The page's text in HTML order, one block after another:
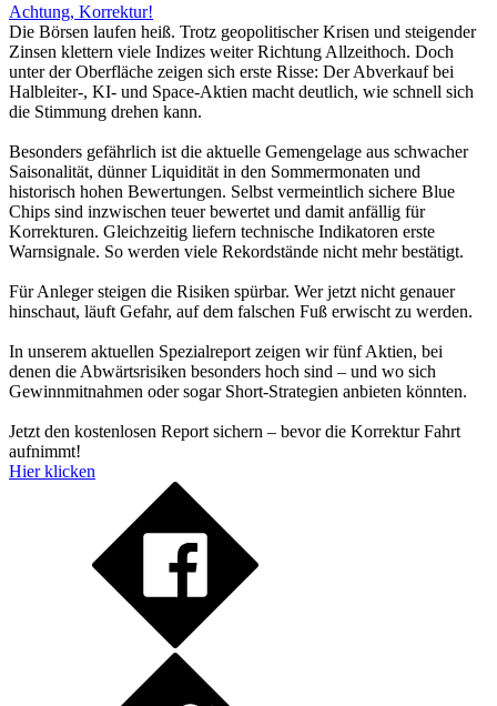
Achtung, Korrektur!
Die Börsen laufen heiß. Trotz geopolitischer Krisen und steigender
Zinsen klettern viele Indizes weiter Richtung Allzeithoch. Doch
unter der Oberfläche zeigen sich erste Risse: Der Abverkauf bei
Halbleiter-, KI- und Space-Aktien macht deutlich, wie schnell sich
die Stimmung drehen kann.
Besonders gefährlich ist die aktuelle Gemengelage aus schwacher
Saisonalität, dünner Liquidität in den Sommermonaten und
historisch hohen Bewertungen. Selbst vermeintlich sichere Blue
Chips sind inzwischen teuer bewertet und damit anfällig für
Korrekturen. Gleichzeitig liefern technische Indikatoren erste
Warnsignale. So werden viele Rekordstände nicht mehr bestätigt.
Für Anleger steigen die Risiken spürbar. Wer jetzt nicht genauer
hinschaut, läuft Gefahr, auf dem falschen Fuß erwischt zu werden.
In unserem aktuellen Spezialreport zeigen wir fünf Aktien, bei
denen die Abwärtsrisiken besonders hoch sind – und wo sich
Gewinnmitnahmen oder sogar Short-Strategien anbieten könnten.
Jetzt den kostenlosen Report sichern – bevor die Korrektur Fahrt
aufnimmt!
Hier klicken